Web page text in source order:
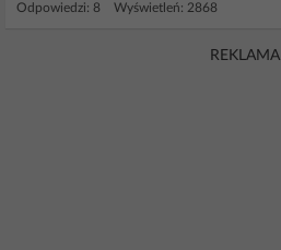
Odpowiedzi: 8 Wyświetleń: 2868
REKLAMA